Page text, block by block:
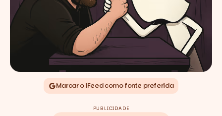
Marcar o iFeed como fonte preferida
PUBLICIDADE